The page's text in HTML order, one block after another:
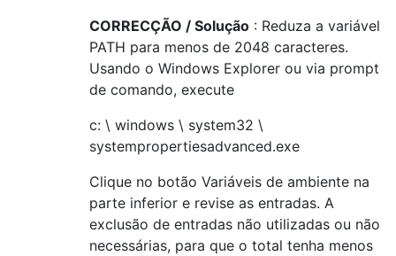
CORRECÇÃO / Solução : Reduza a variável
PATH para menos de 2048 caracteres.
Usando o Windows Explorer ou via prompt
de comando, execute
c: \ windows \ system32 \
systempropertiesadvanced.exe
Clique no botão Variáveis ​​de ambiente na
parte inferior e revise as entradas. A
exclusão de entradas não utilizadas ou não
necessárias, para que o total tenha menos